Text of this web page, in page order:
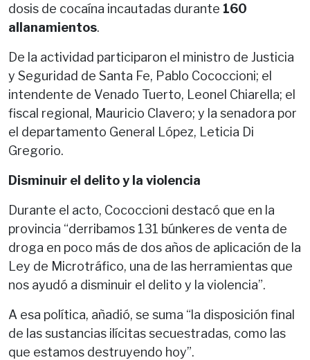
dosis de cocaína incautadas durante 160
allanamientos.
De la actividad participaron el ministro de Justicia
y Seguridad de Santa Fe, Pablo Cococcioni; el
intendente de Venado Tuerto, Leonel Chiarella; el
fiscal regional, Mauricio Clavero; y la senadora por
el departamento General López, Leticia Di
Gregorio.
Disminuir el delito y la violencia
Durante el acto, Cococcioni destacó que en la
provincia “derribamos 131 búnkeres de venta de
droga en poco más de dos años de aplicación de la
Ley de Microtráfico, una de las herramientas que
nos ayudó a disminuir el delito y la violencia”.
A esa política, añadió, se suma “la disposición final
de las sustancias ilícitas secuestradas, como las
que estamos destruyendo hoy”.